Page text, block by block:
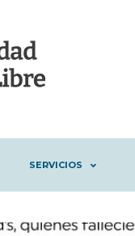
SERVICIOS